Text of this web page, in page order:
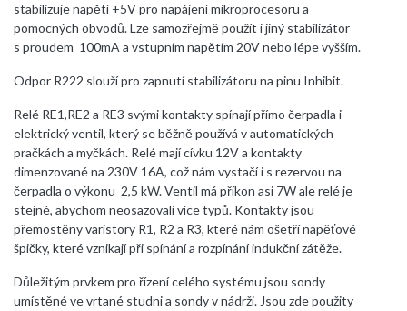
stabilizuje napětí +5V pro napájení mikroprocesoru a
pomocných obvodů. Lze samozřejmě použít i jiný stabilizátor
s proudem 100mA a vstupním napětím 20V nebo lépe vyšším.
Odpor R222 slouží pro zapnutí stabilizátoru na pinu Inhibit.
Relé RE1,RE2 a RE3 svými kontakty spínají přímo čerpadla i
elektrický ventil, který se běžně používá v automatických
pračkách a myčkách. Relé mají cívku 12V a kontakty
dimenzované na 230V 16A, což nám vystačí i s rezervou na
čerpadla o výkonu 2,5 kW. Ventil má příkon asi 7W ale relé je
stejné, abychom neosazovali více typů. Kontakty jsou
přemostěny varistory R1, R2 a R3, které nám ošetří napěťové
špičky, které vznikají při spínání a rozpínání indukční zátěže.
Důležitým prvkem pro řízení celého systému jsou sondy
umístěné ve vrtané studni a sondy v nádrži. Jsou zde použity